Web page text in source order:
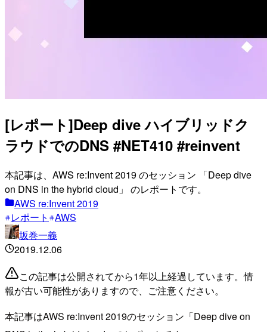
[レポート]Deep dive ハイブリッドク
ラウドでのDNS #NET410 #reinvent
本記事は、AWS re:Invent 2019 のセッション 「Deep dive
on DNS in the hybrid cloud」 のレポートです。
AWS re:Invent 2019
レポート
AWS
坂巻一義
2019.12.06
この記事は公開されてから1年以上経過しています。情
報が古い可能性がありますので、ご注意ください。
本記事はAWS re:Invent 2019のセッション「Deep dive on